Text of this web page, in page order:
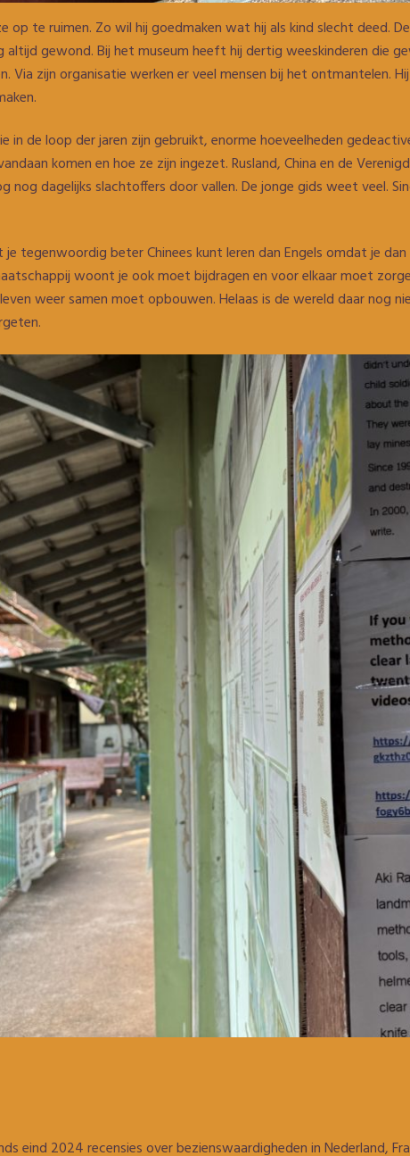
te ruimen. Zo wil hij goedmaken wat hij als kind slecht deed.
altijd gewond. Bij het museum heeft hij dertig weeskinderen die
zijn organisatie werken er veel mensen bij het ontmantelen.
in de loop der jaren zijn gebruikt, enorme hoeveelheden
komen en hoe ze zijn ingezet. Rusland, China en de
nog dagelijks slachtoffers door vallen. De jonge gids weet veel.
tegenwoordig beter Chinees kunt leren dan Engels omdat je
woont je ook moet bijdragen en voor elkaar moet
weer samen moet opbouwen. Helaas is de wereld daar nog
eind 2024 recensies over bezienswaardigheden in Nederland,